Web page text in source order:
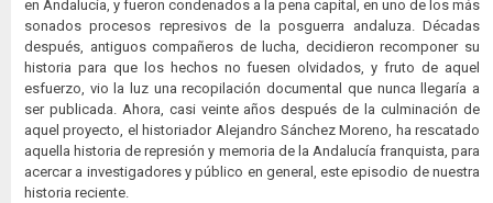
en Andalucía, y fueron condenados a la pena capital, en uno de los más
sonados procesos represivos de la posguerra andaluza. Décadas
después, antiguos compañeros de lucha, decidieron recomponer su
historia para que los hechos no fuesen olvidados, y fruto de aquel
esfuerzo, vio la luz una recopilación documental que nunca llegaría a
ser publicada. Ahora, casi veinte años después de la culminación de
aquel proyecto, el historiador Alejandro Sánchez Moreno, ha rescatado
aquella historia de represión y memoria de la Andalucía franquista, para
acercar a investigadores y público en general, este episodio de nuestra
historia reciente.